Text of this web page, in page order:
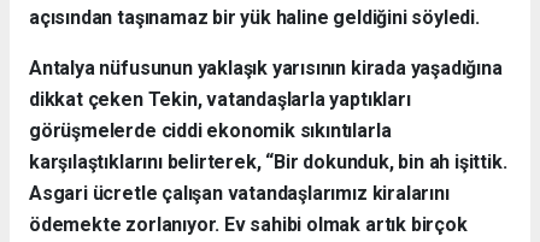
açısından taşınamaz bir yük haline geldiğini söyledi.
Antalya nüfusunun yaklaşık yarısının kirada yaşadığına
dikkat çeken Tekin, vatandaşlarla yaptıkları
görüşmelerde ciddi ekonomik sıkıntılarla
karşılaştıklarını belirterek, “Bir dokunduk, bin ah işittik.
Asgari ücretle çalışan vatandaşlarımız kiralarını
ödemekte zorlanıyor. Ev sahibi olmak artık birçok